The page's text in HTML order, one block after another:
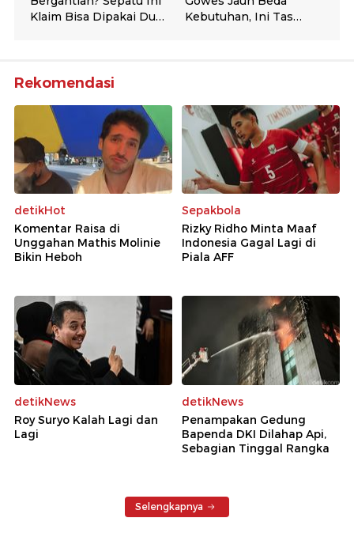
Rekomendasi
detikHot
Komentar Raisa di
Unggahan Mathis Molinie
Bikin Heboh
Sepakbola
Rizky Ridho Minta Maaf
Indonesia Gagal Lagi di
Piala AFF
detikNews
Roy Suryo Kalah Lagi dan
Lagi
detikNews
Penampakan Gedung
Bapenda DKI Dilahap Api,
Sebagian Tinggal Rangka
Selengkapnya